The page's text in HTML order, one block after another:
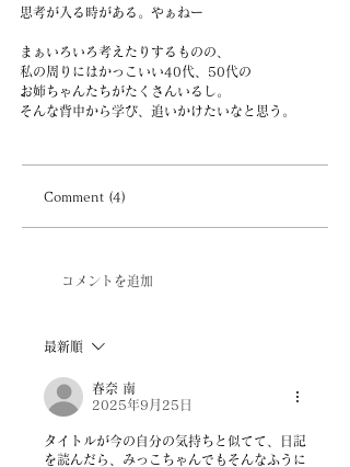
思考が入る時がある。やぁねー
まぁいろいろ考えたりするものの、
私の周りにはかっこいい40代、50代の
お姉ちゃんたちがたくさんいるし。
そんな背中から学び、追いかけたいなと思う。
Comment (4)
コメントを追加
最新順
春奈 南
2025年9月25日
タイトルが今の自分の気持ちと似てて、日記
を読んだら、みっこちゃんでもそんなふうに